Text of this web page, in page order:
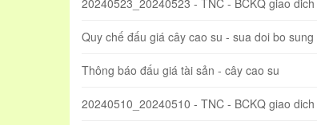
20240523_20240523 - TNC - BCKQ giao
Quy chế đấu giá cây cao su - sua doi bo sung
Thông báo đấu giá tài sản - cây cao su
20240510_20240510 - TNC - BCKQ giao